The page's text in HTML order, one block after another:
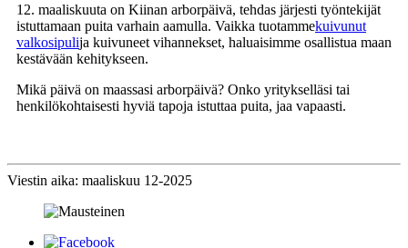
12. maaliskuuta on Kiinan arborpäivä, tehdas järjesti työntekijät
istuttamaan puita varhain aamulla. Vaikka tuotammekuivunut
valkosipulija kuivuneet vihannekset, haluaisimme osallistua maan
kestävään kehitykseen.
Mikä päivä on maassasi arborpäivä? Onko yritykselläsi tai
henkilökohtaisesti hyviä tapoja istuttaa puita, jaa vapaasti.
Viestin aika: maaliskuu 12-2025